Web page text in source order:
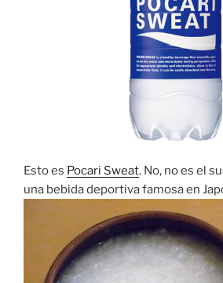
Esto es Pocari Sweat. No, no es el
una bebida deportiva famosa en